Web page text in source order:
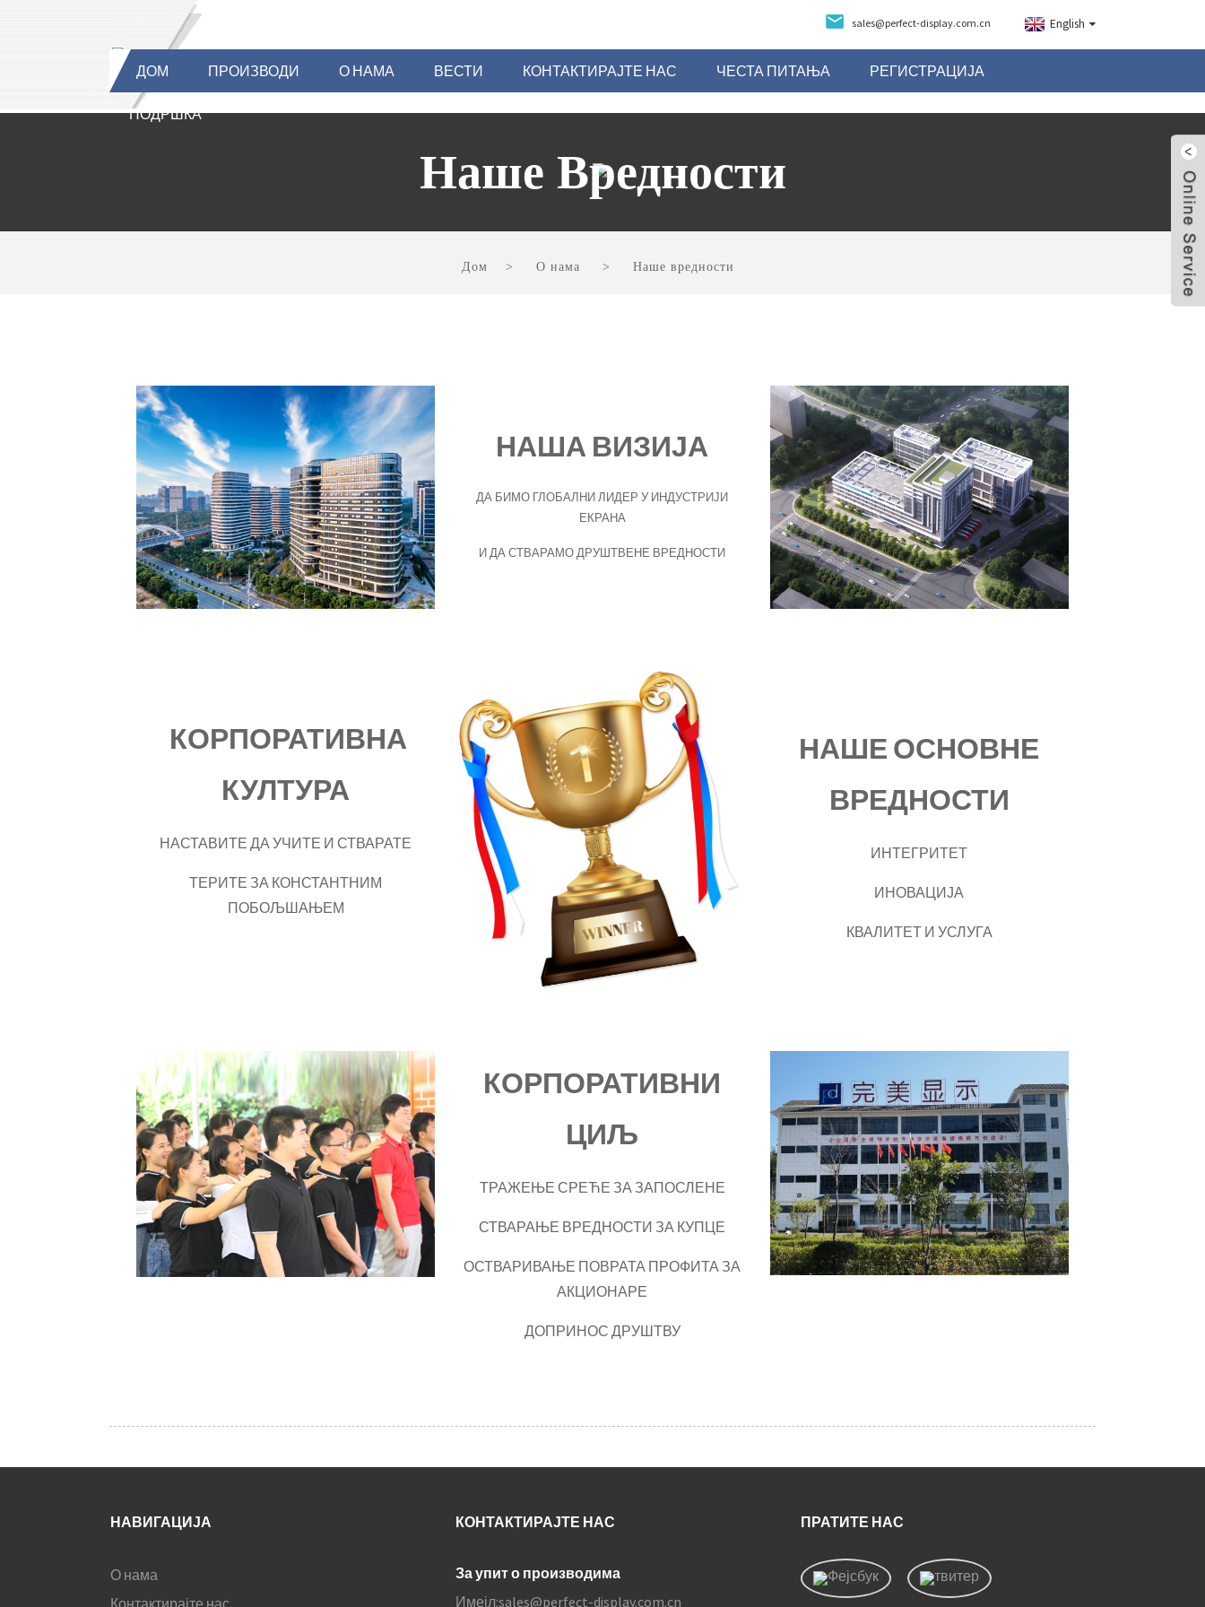
sales@perfect-display.com.cn English
ДОМ ПРОИЗВОДИ О НАМА ВЕСТИ КОНТАКТИРАЈТЕ НАС ЧЕСТА ПИТАЊА РЕГИСТРАЦИЈА
ПОДРШКА
Наше Вредности
Дом О нама Наше вредности
НАША ВИЗИЈА
ДА БИМО ГЛОБАЛНИ ЛИДЕР У ИНДУСТРИЈИ
ЕКРАНА
И ДА СТВАРАМО ДРУШТВЕНЕ ВРЕДНОСТИ
КОРПОРАТИВНА
КУЛТУРА
НАСТАВИТЕ ДА УЧИТЕ И СТВАРАТЕ
ТЕРИТЕ ЗА КОНСТАНТНИМ
ПОБОЉШАЊЕМ
НАШЕ ОСНОВНЕ
ВРЕДНОСТИ
ИНТЕГРИТЕТ
ИНОВАЦИЈА
КВАЛИТЕТ И УСЛУГА
КОРПОРАТИВНИ
ЦИЉ
ТРАЖЕЊЕ СРЕЋЕ ЗА ЗАПОСЛЕНЕ
СТВАРАЊЕ ВРЕДНОСТИ ЗА КУПЦЕ
ОСТВАРИВАЊЕ ПОВРАТА ПРОФИТА ЗА
АКЦИОНАРЕ
ДОПРИНОС ДРУШТВУ
НАВИГАЦИЈА
О нама
КОНТАКТИРАЈТЕ НАС
За упит о производима
Имејл:sales@perfect-display.com.cn
ПРАТИТЕ НАС